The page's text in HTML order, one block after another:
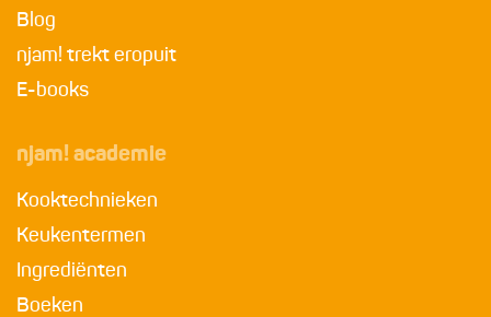
Blog
njam! trekt eropuit
E-books
njam! academie
Kooktechnieken
Keukentermen
Ingrediënten
Boeken